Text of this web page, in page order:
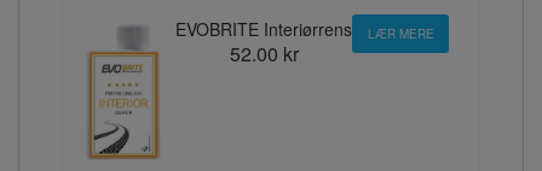
EVOBRITE Interiørrens
52.00 kr
LÆR MERE